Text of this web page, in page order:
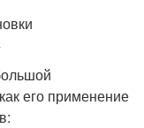
его применение